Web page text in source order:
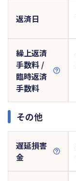
返済日
繰上返済
手数料 /
臨時返済
手数料
その他
遅延損害
金